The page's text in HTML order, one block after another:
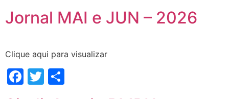
Jornal MAI e JUN – 2026
Clique aqui para visualizar
Facebook
Twitter